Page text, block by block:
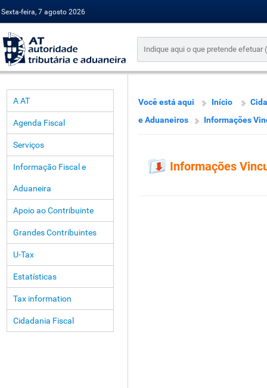
Sexta-feira, 7 agosto 2026
A AT
Agenda Fiscal
Serviços
Informação Fiscal e
Aduaneira
Apoio ao Contribuinte
Grandes Contribuintes
U-Tax
Estatísticas
Tax information
Cidadania Fiscal
Você está aqui Início
e Aduaneiros
Informações
Informações